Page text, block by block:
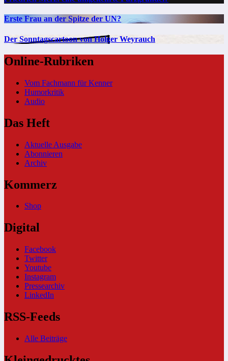
Erste Frau an der Spitze der UN?
Der Sonntagscartoon von Holger Weyrauch
Online-Rubriken
Vom Fachmann für Kenner
Humorkritik
Audio
Das Heft
Aktuelle Ausgabe
Abonnieren
Archiv
Kommerz
Shop
Digital
Facebook
Twitter
Youtube
Instagram
Pressearchiv
LinkedIn
RSS-Feeds
Alle Beiträge